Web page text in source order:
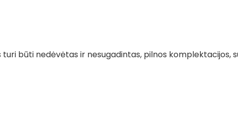
būti nedėvėtas ir nesugadintas, pilnos komplektacijos,